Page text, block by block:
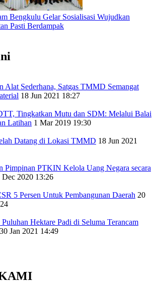
Bengkulu Gelar Sosialisasi Wujudkan
Pasti Berdampak
Alat Sederhana, Satgas TMMD Semangat
18 Jun 2021 18:27
Tingkatkan Mutu dan SDM: Melalui Balai
Latihan 1 Mar 2019 19:30
Datang di Lokasi TMMD 18 Jun 2021
Pimpinan PTKIN Kelola Uang Negara secara
Dec 2020 13:26
5 Persen Untuk Pembangunan Daerah 20
Hektare Padi di Seluma Terancam
30 Jan 2021 14:49